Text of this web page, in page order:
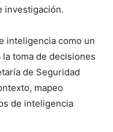
investigación.
inteligencia como un
toma de decisiones
de Seguridad
mapeo
de inteligencia